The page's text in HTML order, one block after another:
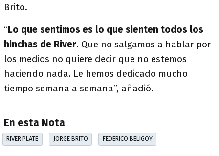
Brito.
“Lo que sentimos es lo que sienten todos los
hinchas de River. Que no salgamos a hablar por
los medios no quiere decir que no estemos
haciendo nada. Le hemos dedicado mucho
tiempo semana a semana”, añadió.
En esta Nota
RIVER PLATE JORGE BRITO FEDERICO BELIGOY